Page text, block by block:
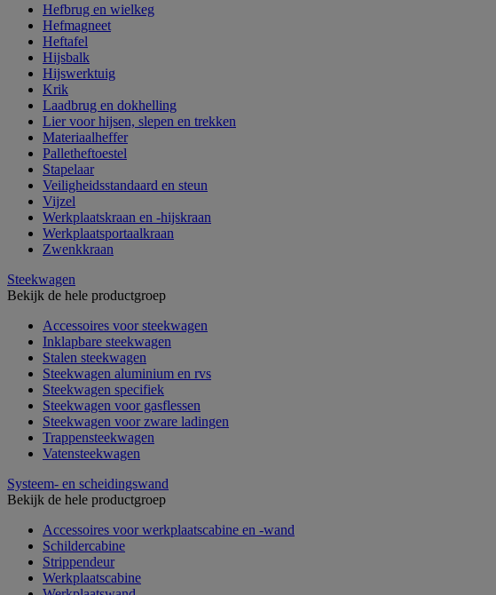
Hefbrug en wielkeg
Hefmagneet
Heftafel
Hijsbalk
Hijswerktuig
Krik
Laadbrug en dokhelling
Lier voor hijsen, slepen en trekken
Materiaalheffer
Palletheftoestel
Stapelaar
Veiligheidsstandaard en steun
Vijzel
Werkplaatskraan en -hijskraan
Werkplaatsportaalkraan
Zwenkkraan
Steekwagen
Bekijk de hele productgroep
Accessoires voor steekwagen
Inklapbare steekwagen
Stalen steekwagen
Steekwagen aluminium en rvs
Steekwagen specifiek
Steekwagen voor gasflessen
Steekwagen voor zware ladingen
Trappensteekwagen
Vatensteekwagen
Systeem- en scheidingswand
Bekijk de hele productgroep
Accessoires voor werkplaatscabine en -wand
Schildercabine
Strippendeur
Werkplaatscabine